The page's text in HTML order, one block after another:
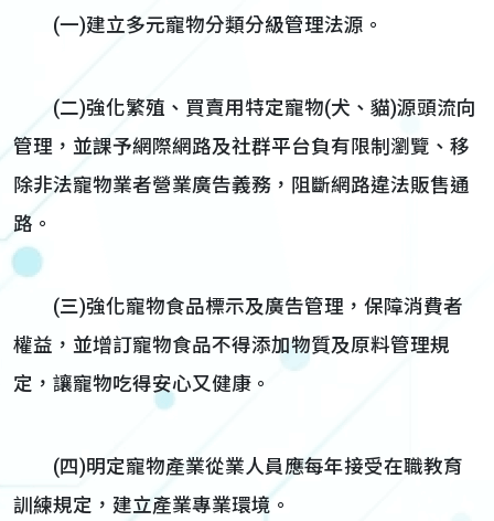
(一)建立多元寵物分類分級管理法源。
(二)強化繁殖、買賣用特定寵物(犬、貓)源頭流向
管理，並課予網際網路及社群平台負有限制瀏覽、移
除非法寵物業者營業廣告義務，阻斷網路違法販售通
路。
(三)強化寵物食品標示及廣告管理，保障消費者
權益，並增訂寵物食品不得添加物質及原料管理規
定，讓寵物吃得安心又健康。
(四)明定寵物產業從業人員應每年接受在職教育
訓練規定，建立產業專業環境。